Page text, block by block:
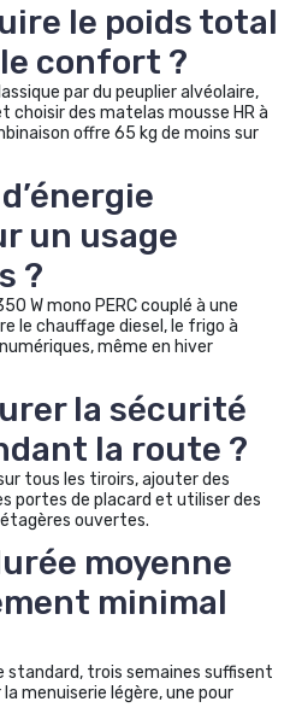
le poids total
confort ?
par du peuplier alvéolaire,
choisir des matelas mousse HR à
offre 65 kg de moins sur
un usage
?
W mono PERC couplé à une
le chauffage diesel, le frigo à
même en hiver
la sécurité
la route ?
tous les tiroirs, ajouter des
portes de placard et utiliser des
ouvertes.
moyenne
minimal
standard, trois semaines suffisent
menuiserie légère, une pour